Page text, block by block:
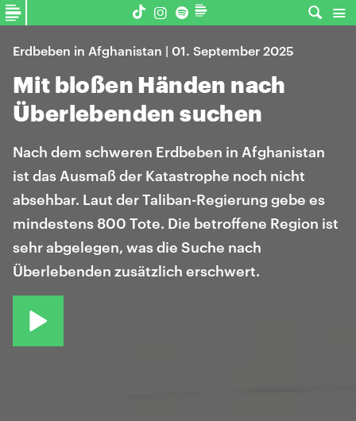
Erdbeben in Afghanistan | 01. September 2025
Mit bloßen Händen nach
Überlebenden suchen
Nach dem schweren Erdbeben in Afghanistan
ist das Ausmaß der Katastrophe noch nicht
absehbar. Laut der Taliban-Regierung gebe es
mindestens 800 Tote. Die betroffene Region ist
sehr abgelegen, was die Suche nach
Überlebenden zusätzlich erschwert.